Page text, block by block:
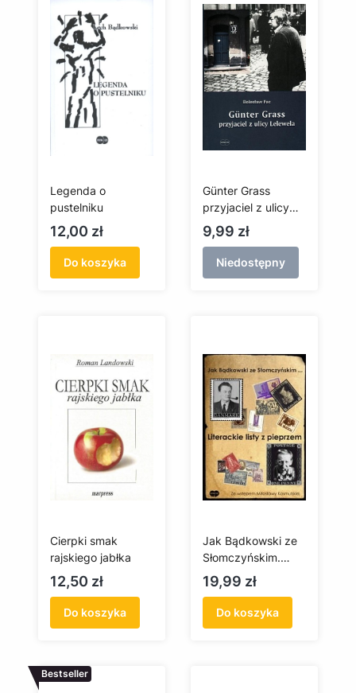
Legenda o
pustelniku
Cena
12,00 zł
Do koszyka
Günter Grass
przyjaciel z ulicy
Lelewela
Cena
9,99 zł
Niedostępny
Cierpki smak
rajskiego jabłka
Cena
12,50 zł
Do koszyka
Jak Bądkowski ze
Słomczyńskim.
Literackie listy z
pieprzem
Cena
19,99 zł
Do koszyka
Bestseller